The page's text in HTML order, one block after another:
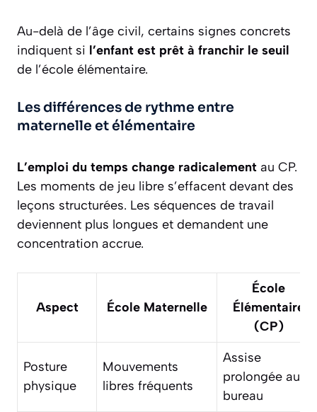
Au-delà de l’âge civil, certains signes concrets
indiquent si l’enfant est prêt à franchir le seuil
de l’école élémentaire.
Les différences de rythme entre
maternelle et élémentaire
L’emploi du temps change radicalement au CP.
Les moments de jeu libre s’effacent devant des
leçons structurées. Les séquences de travail
deviennent plus longues et demandent une
concentration accrue.
Aspect École Maternelle
École
Élémentaire
(CP)
Posture
physique
Mouvements
libres fréquents
Assise
prolongée au
bureau